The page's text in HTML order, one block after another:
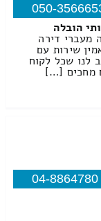
050-
הובלה
מעברי דירה
שירות עם
לנו שכל לקוח
מחכים […]
04-8864780